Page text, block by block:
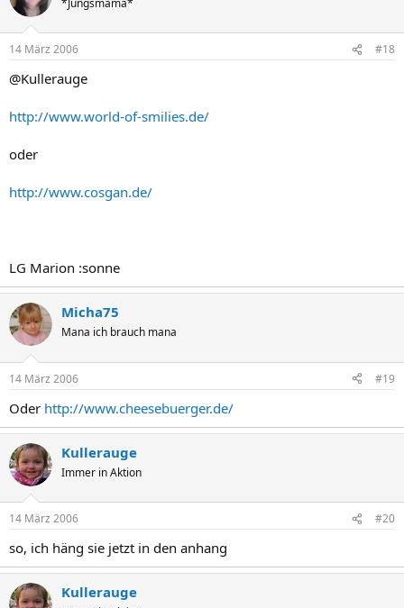
14 März 2006 #18
@Kullerauge
http://www.world-of-smilies.de/
oder
http://www.cosgan.de/
LG Marion :sonne
Micha75
Mana ich brauch mana
14 März 2006 #19
Oder http://www.cheesebuerger.de/
Kullerauge
Immer in Aktion
14 März 2006 #20
so, ich häng sie jetzt in den anhang
Kullerauge